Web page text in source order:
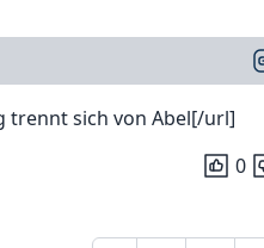
trennt sich von Abel[/url]
0